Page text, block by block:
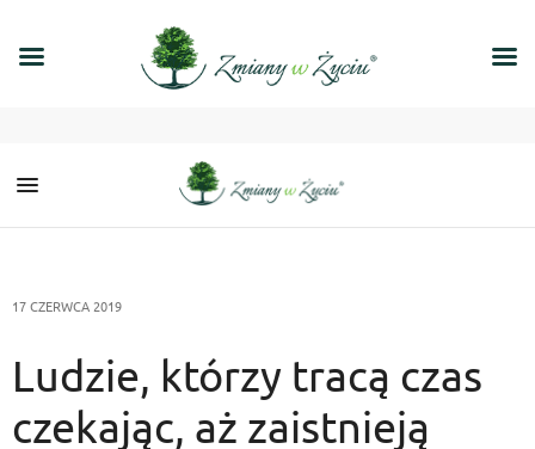
17 CZERWCA 2019
Ludzie, którzy tracą czas
czekając, aż zaistnieją